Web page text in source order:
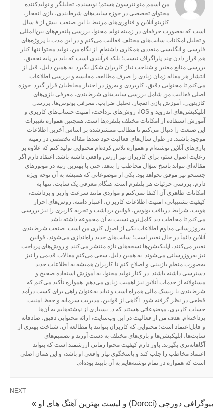
من اسمم منو نترسون هستم؛ نویسنده، تحلیلگر و تولیدکننده
محتوای تخصصی در حوزه سایت‌های شرط‌بندی، بازی انفجار،
کازینو آنلاین و فناوری‌های مرتبط با این صنعت. بیش از ۸ سال
است که به‌صورت حرفه‌ای در زمینه تولید محتوا، بررسی پلتفرم‌های بین‌المللی
و تحلیل امکانات سایت‌های مختلف فعالیت می‌کنم و در این مدت با پروژه‌های
فارسی و انگلیسی متعددی همکاری داشته‌ام. از نگاه من، تولید محتوا تنها کنار
هم قرار دادن چند پاراگراف نیست؛ بلکه فرآیندی است که باید بر پایه تحقیق،
بررسی منابع معتبر و شناخت نیاز کاربران شکل بگیرد. به همین دلیل، قبل از
انتشار هر مقاله زمان زیادی را صرف مطالعه، مقایسه و بررسی اطلاعات
می‌کنم تا محتوایی دقیق، کاربردی و به‌روز در اختیار مخاطبان قرار گیرد. حوزه
اصلی فعالیت من شامل بررسی سایت‌های شرط‌بندی، معرفی بازی‌های
کازینویی، آموزش بازی انفجار، تحلیل ضرایب، معرفی بونوس‌ها، بررسی
اپلیکیشن‌های اندروید و iOS، روش‌های پرداخت، امنیت حساب‌های کاربری و
آموزش استفاده از امکانات مختلف پلتفرم‌ها است. همچنین همواره تغییرات
این صنعت را دنبال می‌کنم تا مطالب منتشرشده بر اساس آخرین اطلاعات
موجود باشند. در طول سال‌های فعالیت خود صدها مقاله تخصصی در زمینه
بازی‌های آنلاین نوشته‌ام و همواره تلاش کرده‌ام محتوایی تولید کنم که علاوه بر
رعایت اصول سئو، برای کاربران نیز ارزش واقعی داشته باشد. اعتقاد دارم اگر
مقاله‌ای نتواند پاسخ سؤال مخاطب را بدهد، حتی با بهترین رتبه در موتورهای
جستجو نیز موفق نخواهد بود. یکی از موضوعاتی که همیشه به آن توجه ویژه
دارم، بررسی جزئیات هر پلتفرم است. هنگام معرفی یک سایت، تنها به
امکانات ظاهری آن اکتفا نمی‌کنم و مواردی مانند سرعت واریز و برداشت،
کیفیت پشتیبانی، امنیت اطلاعات کاربران، اعتبار دامنه، روش‌های احراز
هویت، شرایط دریافت بونوس، قوانین برداشت و تجربه کاربری را نیز بررسی
می‌کنم تا مخاطب دید کامل‌تری نسبت به آن مجموعه داشته باشد.
به‌روزرسانی مداوم اطلاعات یکی از اصول کاری من است. صنعت شرط‌بندی
آنلاین دائماً در حال تغییر است؛ سایت‌های جدید راه‌اندازی می‌شوند، قوانین
تغییر می‌کنند، اپلیکیشن‌ها نسخه‌های تازه منتشر می‌کنند و روش‌های پرداخت
نیز به‌روزرسانی می‌شوند. به همین دلیل، سعی می‌کنم مقالات قدیمی را نیز
به‌صورت منظم بازبینی و اصلاح کنم تا کاربران همیشه به اطلاعات جدید
دسترسی داشته باشند. در کنار تولید محتوا، به آموزش استفاده صحیح و
مسئولانه از خدمات آنلاین نیز اهمیت زیادی می‌دهم. همواره تأکید می‌کنم که
شرط‌بندی با ریسک مالی همراه است و نباید به‌عنوان راهی برای کسب درآمد
قطعی در نظر گرفته شود. آگاهی از قوانین، مدیریت سرمایه و حفظ امنیت
حساب کاربری، موضوعاتی هستند که در بسیاری از نوشته‌هایم به آن‌ها
پرداخته‌ام. هدف من از فعالیت در این وب‌سایت، ارائه محتوایی دقیق، صادقانه
و قابل‌اعتماد است؛ محتوایی که کاربران بتوانند با مطالعه آن، شناخت بهتری از
سایت‌ها، اپلیکیشن‌ها و بازی‌های مختلف به دست آورند و تصمیم‌های
آگاهانه‌تری بگیرند. باور دارم کیفیت محتوا زمانی ارزشمند است که بتواند
اعتماد مخاطب را جلب کند و پاسخگوی نیاز واقعی او باشد، و این همان اصلی
است که همواره در تمام نوشته‌هایم به آن پایبند بوده‌ام.
NEXT
بیوگرافی دورچی (Dorcci) و لیست بهترین آهنگ های او »